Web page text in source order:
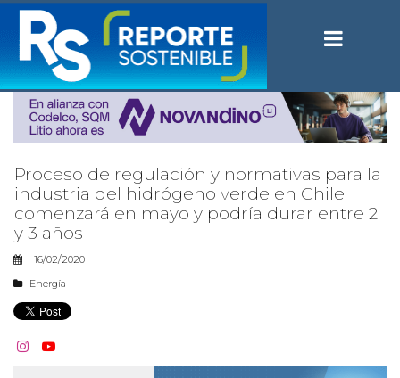
Proceso de regulación y normativas para la
industria del hidrógeno verde en Chile
comenzará en mayo y podría durar entre 2
y 3 años
16/02/2020
Energía
 